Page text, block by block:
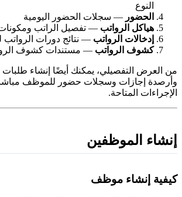
النوع
الحضور— سجلات الحضور اليومية
هياكل الرواتب— تفصيل الراتب ومكونات
إدخالات الرواتب— نتائج دورات الرواتب
كشوف الرواتب— مستندات كشوف
العرض التفصيلي، يمكنك أيضًا إنشاء طلبات
إجازات وسجلات حضور للموظف مباشرة
المتاحة.
الموظفين
إنشاء موظف